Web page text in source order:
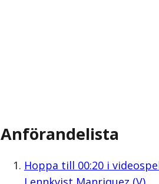
Anförandelista
Hoppa till 00:20i